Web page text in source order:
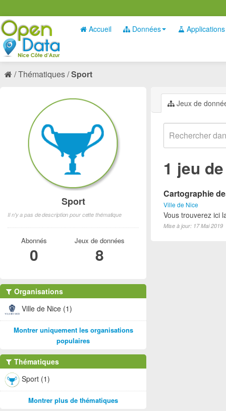
Accueil Données Applications
Thématiques Sport
Jeux de
1 jeu
Cartographie
Ville de Nice
Vous trouverez ici
Mise à jour: 17 Mai 2019
Sport
Il n'y a pas de description pour cette thématique
Abonnés
0
Jeux de données
8
Organisations
Ville de Nice (1)
Montrer uniquement les organisations
populaires
Thématiques
Sport (1)
Montrer plus de thématiques